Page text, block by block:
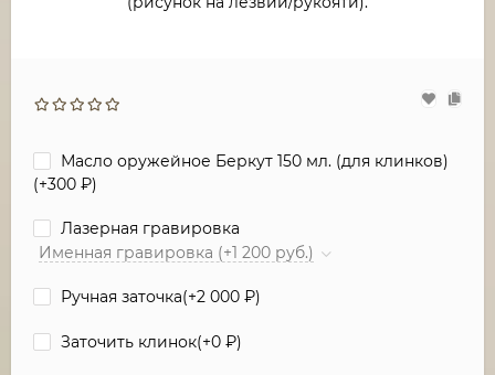
Масло оружейное Беркут 150 мл. (для клинков)
(+300 ₽)
Лазерная гравировка
Именная гравировка (+1 200 руб.)
Ручная заточка(+2 000 ₽)
Заточить клинок(+0 ₽)